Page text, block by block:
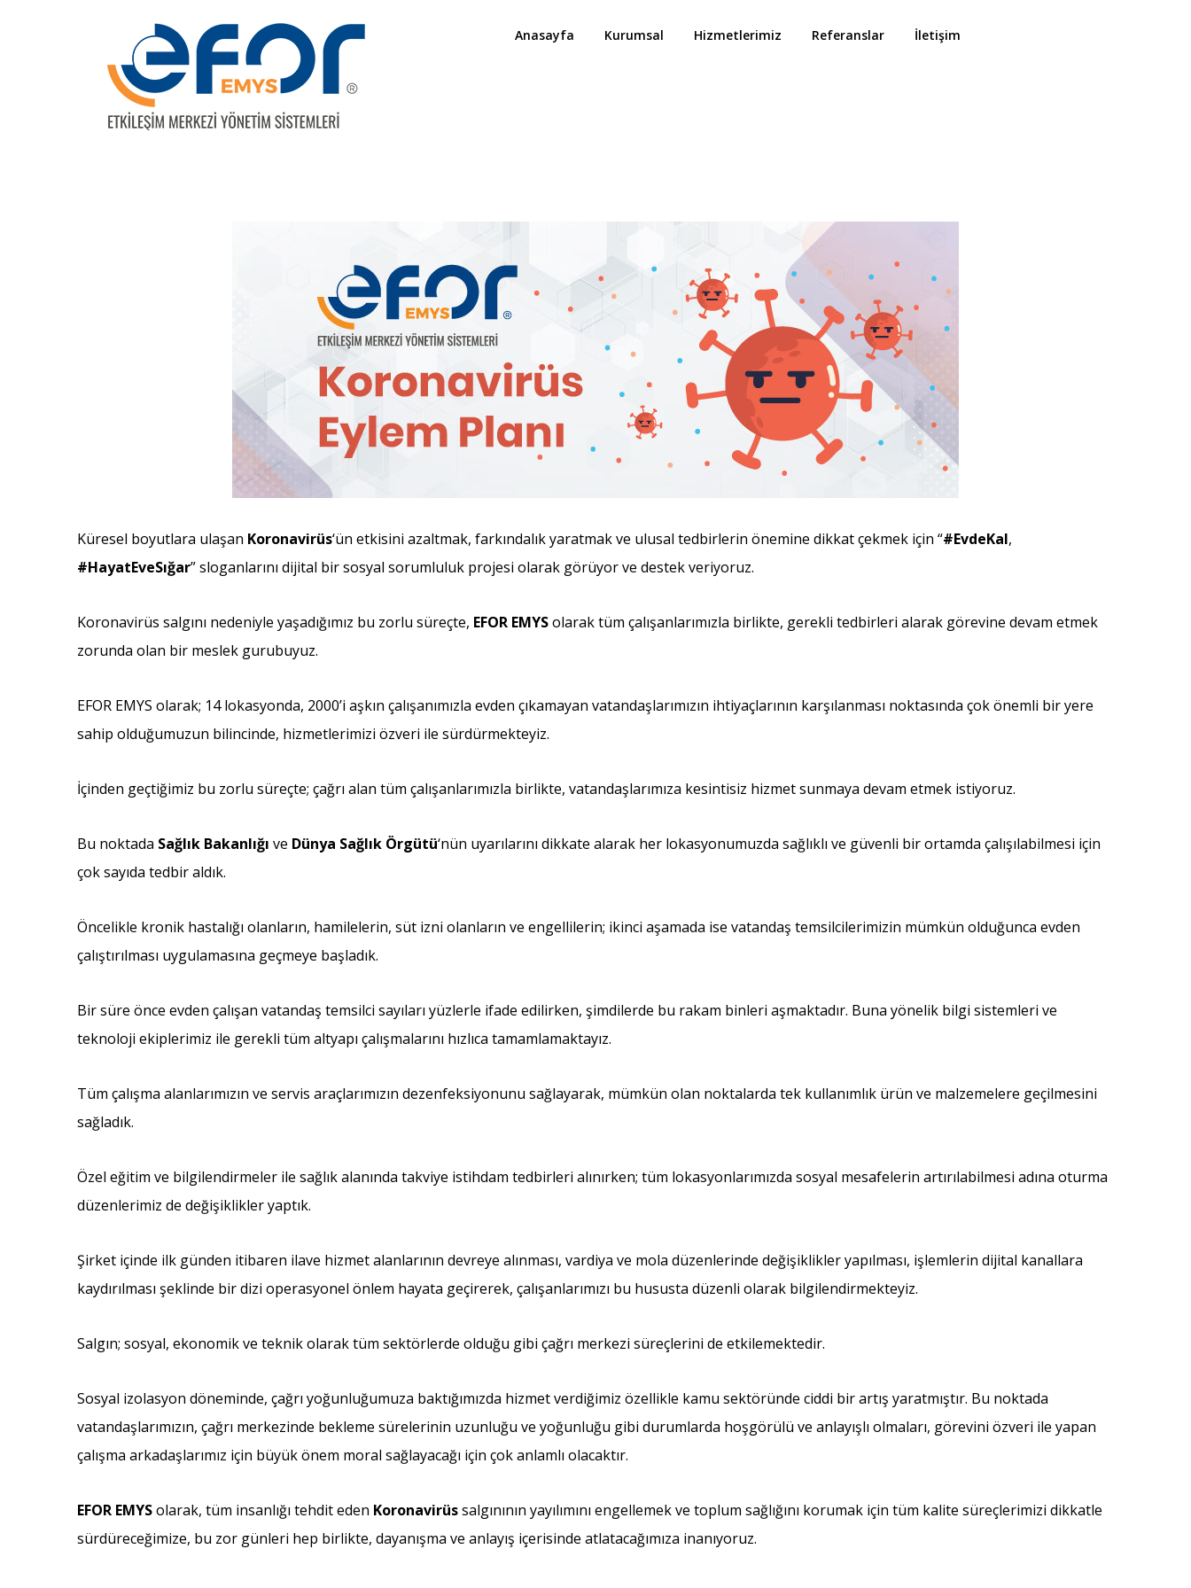
Anasayfa Kurumsal Hizmetlerimiz Referanslar İletişim
Küresel boyutlara ulaşan Koronavirüs‘ün etkisini azaltmak, farkındalık yaratmak ve ulusal tedbirlerin önemine dikkat çekmek için “#EvdeKal,
#HayatEveSığar” sloganlarını dijital bir sosyal sorumluluk projesi olarak görüyor ve destek veriyoruz.
Koronavirüs salgını nedeniyle yaşadığımız bu zorlu süreçte, EFOR EMYSolarak tüm çalışanlarımızla birlikte, gerekli tedbirleri alarak görevine devam etmek
zorunda olan bir meslek gurubuyuz.
EFOR EMYS olarak; 14 lokasyonda, 2000’i aşkın çalışanımızla evden çıkamayan vatandaşlarımızın ihtiyaçlarının karşılanması noktasında çok önemli bir yere
sahip olduğumuzun bilincinde, hizmetlerimizi özveri ile sürdürmekteyiz.
İçinden geçtiğimiz bu zorlu süreçte; çağrı alan tüm çalışanlarımızla birlikte, vatandaşlarımıza kesintisiz hizmet sunmaya devam etmek istiyoruz.
Bu noktada Sağlık Bakanlığı ve Dünya Sağlık Örgütü‘nün uyarılarını dikkate alarak her lokasyonumuzda sağlıklı ve güvenli bir ortamda çalışılabilmesi için
çok sayıda tedbir aldık.
Öncelikle kronik hastalığı olanların, hamilelerin, süt izni olanların ve engellilerin; ikinci aşamada ise vatandaş temsilcilerimizin mümkün olduğunca evden
çalıştırılması uygulamasına geçmeye başladık.
Bir süre önce evden çalışan vatandaş temsilci sayıları yüzlerle ifade edilirken, şimdilerde bu rakam binleri aşmaktadır. Buna yönelik bilgi sistemleri ve
teknoloji ekiplerimiz ile gerekli tüm altyapı çalışmalarını hızlıca tamamlamaktayız.
Tüm çalışma alanlarımızın ve servis araçlarımızın dezenfeksiyonunu sağlayarak, mümkün olan noktalarda tek kullanımlık ürün ve malzemelere geçilmesini
sağladık.
Özel eğitim ve bilgilendirmeler ile sağlık alanında takviye istihdam tedbirleri alınırken; tüm lokasyonlarımızda sosyal mesafelerin artırılabilmesi adına oturma
düzenlerimiz de değişiklikler yaptık.
Şirket içinde ilk günden itibaren ilave hizmet alanlarının devreye alınması, vardiya ve mola düzenlerinde değişiklikler yapılması, işlemlerin dijital kanallara
kaydırılması şeklinde bir dizi operasyonel önlem hayata geçirerek, çalışanlarımızı bu hususta düzenli olarak bilgilendirmekteyiz.
Salgın; sosyal, ekonomik ve teknik olarak tüm sektörlerde olduğu gibi çağrı merkezi süreçlerini de etkilemektedir.
Sosyal izolasyon döneminde, çağrı yoğunluğumuza baktığımızda hizmet verdiğimiz özellikle kamu sektöründe ciddi bir artış yaratmıştır. Bu noktada
vatandaşlarımızın, çağrı merkezinde bekleme sürelerinin uzunluğu ve yoğunluğu gibi durumlarda hoşgörülü ve anlayışlı olmaları, görevini özveri ile yapan
çalışma arkadaşlarımız için büyük önem moral sağlayacağı için çok anlamlı olacaktır.
EFOR EMYSolarak, tüm insanlığı tehdit eden Koronavirüssalgınının yayılımını engellemek ve toplum sağlığını korumak için tüm kalite süreçlerimizi dikkatle
sürdüreceğimize, bu zor günleri hep birlikte, dayanışma ve anlayış içerisinde atlatacağımıza inanıyoruz.